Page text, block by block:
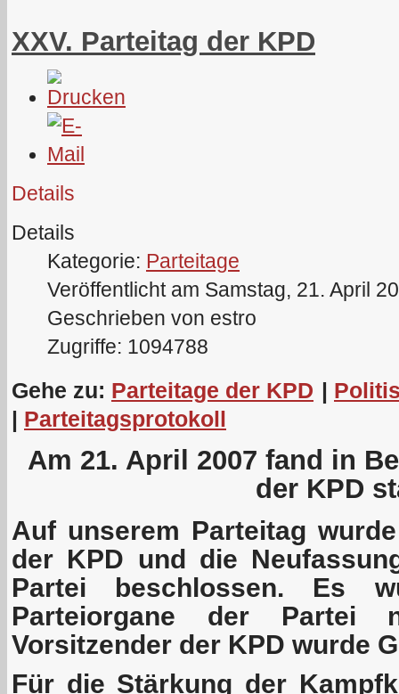
XXV. Parteitag der KPD
Details
Details
Kategorie: Parteitage
Veröffentlicht am Samstag, 21. April
Geschrieben von estro
Zugriffe: 1094788
Gehe zu: Parteitage der KPD |
| Parteitagsprotokoll
Am 21. April 2007 fand in
der KPD
Auf unserem Parteitag
der KPD und die
Partei beschlossen. Es
Parteiorgane der Partei
Vorsitzender der KPD wurde
Für die Stärkung der